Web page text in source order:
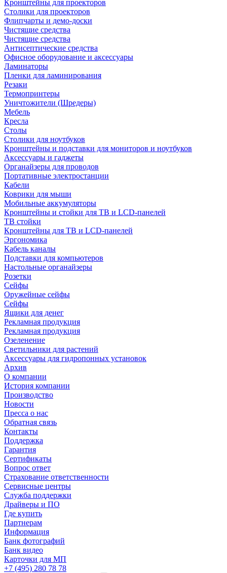
Кронштейны для проекторов
Столики для проекторов
Флипчарты и демо-доски
Чистящие средства
Чистящие средства
Антисептические средства
Офисное оборудование и аксессуары
Ламинаторы
Пленки для ламинирования
Резаки
Термопринтеры
Уничтожители (Шредеры)
Мебель
Кресла
Столы
Столики для ноутбуков
Кронштейны и подставки для мониторов и ноутбуков
Аксессуары и гаджеты
Органайзеры для проводов
Портативные электростанции
Кабели
Коврики для мыши
Мобильные аккумуляторы
Кронштейны и стойки для ТВ и LCD-панелей
ТВ стойки
Кронштейны для ТВ и LCD-панелей
Эргономика
Кабель каналы
Подставки для компьютеров
Настольные органайзеры
Розетки
Сейфы
Оружейные сейфы
Сейфы
Ящики для денег
Рекламная продукция
Рекламная продукция
Озеленение
Светильники для растений
Аксессуары для гидропонных установок
Архив
О компании
История компании
Производство
Новости
Пресса о нас
Обратная связь
Контакты
Поддержка
Гарантия
Сертификаты
Вопрос ответ
Страхование ответственности
Сервисные центры
Служба поддержки
Драйверы и ПО
Где купить
Партнерам
Информация
Банк фотографий
Банк видео
Карточки для МП
+7 (495) 280 78 78